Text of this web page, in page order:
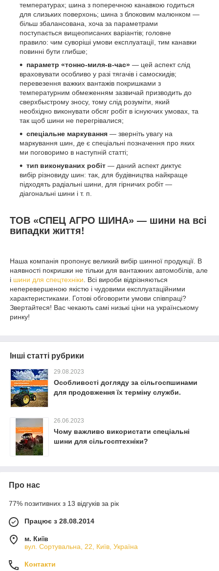
температурах; шина з поперечною канавкою годиться
для слизьких поверхонь; шина з блоковим малюнком —
більш збалансована, хоча за параметрами
поступається вищеописаних варіантів; головне
правило: чим суворіші умови експлуатації, тим канавки
повинні бути глибше;
параметр «тонно-миля-в-час» — цей аспект слід
враховувати особливо у разі тягачів і самоскидів;
перевезення важких вантажів покришками з
температурним обмеженням зазвичай призводить до
сверхбыстрому зносу, тому слід розуміти, який
необхідно виконувати обсяг робіт в існуючих умовах, та
так щоб шини не перегрівалися;
спеціальне маркування — зверніть увагу на
маркування шин, де є спеціальні позначення про яких
ми поговоримо в наступній статті;
тип виконуваних робіт — даний аспект диктує
вибір різновиду шин: так, для будівництва найкраще
підходять радіальні шини, для гірничих робіт —
діагональні шини і т. п.
ТОВ «СПЕЦ АГРО ШИНА» — шини на всі
випадки життя!
Наша компанія пропонує великий вибір шинної продукції. В
наявності покришки не тільки для вантажних автомобілів, але
і шини для спецтехніки. Всі вироби відрізняються
неперевершеною якістю і чудовими експлуатаційними
характеристиками. Готові обговорити умови співпраці?
Звертайтеся! Вас чекають самі низькі ціни на українському
ринку!
Інші статті рубрики
29.08.2023
Особливості догляду за сільгоспшинами
для продовження їх терміну служби.
26.06.2023
Чому важливо використати спеціальні
шини для сільгосптехніки?
Про нас
77% позитивних з 13 відгуків за рік
Працює з 28.08.2014
м. Київ
вул. Сортувальна, 22, Київ, Україна
Контакти